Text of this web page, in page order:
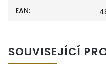
EAN:
SOUVISEJÍCÍ